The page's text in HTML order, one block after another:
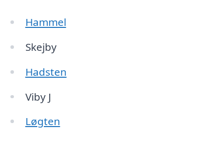
Hammel
Skejby
Hadsten
Viby J
Løgten